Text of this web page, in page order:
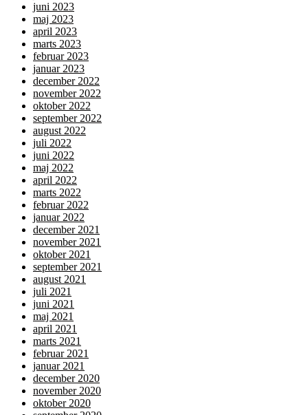
juni 2023
maj 2023
april 2023
marts 2023
februar 2023
januar 2023
december 2022
november 2022
oktober 2022
september 2022
august 2022
juli 2022
juni 2022
maj 2022
april 2022
marts 2022
februar 2022
januar 2022
december 2021
november 2021
oktober 2021
september 2021
august 2021
juli 2021
juni 2021
maj 2021
april 2021
marts 2021
februar 2021
januar 2021
december 2020
november 2020
oktober 2020